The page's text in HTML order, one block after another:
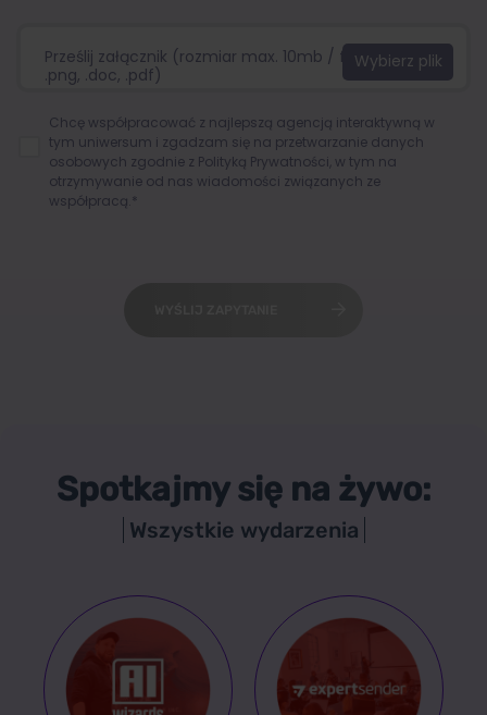
Prześlij załącznik (rozmiar max. 10mb / format:.jpg,
.png, .doc, .pdf)
Chcę współpracować z najlepszą agencją interaktywną w
tym uniwersum i zgadzam się na przetwarzanie danych
osobowych zgodnie z Polityką Prywatności , w tym na
otrzymywanie od nas wiadomości związanych ze
współpracą.*
Spotkajmy się na żywo:
Wszystkie wydarzenia